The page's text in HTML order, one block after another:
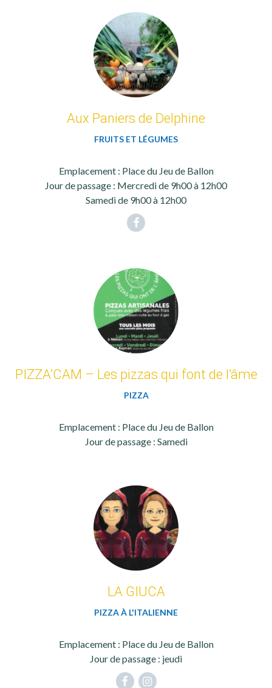
Aux Paniers de Delphine
FRUITS ET LÉGUMES
Emplacement : Place du Jeu de Ballon
Jour de passage : Mercredi de 9h00 à 12h00
Samedi de 9h00 à 12h00
Facebook
PIZZA’CAM – Les pizzas qui font de l’âme
PIZZA
Emplacement : Place du Jeu de Ballon
Jour de passage : Samedi
LA GIUCA
PIZZA À L'ITALIENNE
Emplacement : Place du Jeu de Ballon
Jour de passage : jeudi
FacebookInstagram